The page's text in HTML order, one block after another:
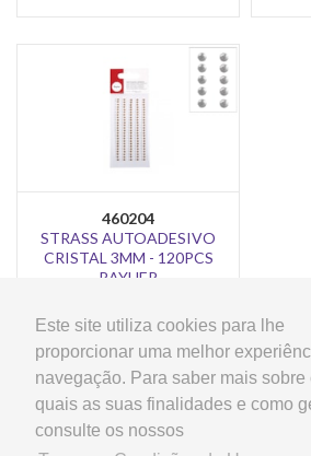
Este site utiliza cookies para lhe
proporcionar uma melhor
navegação. Para saber mais sobre
quais as suas finalidades e como
consulte os nossos
460204
STRASS AUTOADESIVO
CRISTAL 3MM - 120PCS
RAYHER